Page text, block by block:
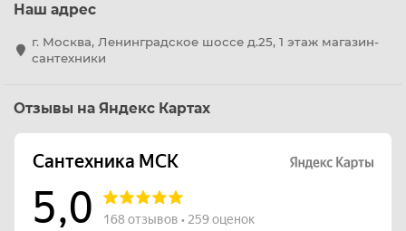
Наш адрес
г. Москва, Ленинградское шоссе д.25, 1 этаж магазин-
сантехники
Отзывы на Яндекс Картах